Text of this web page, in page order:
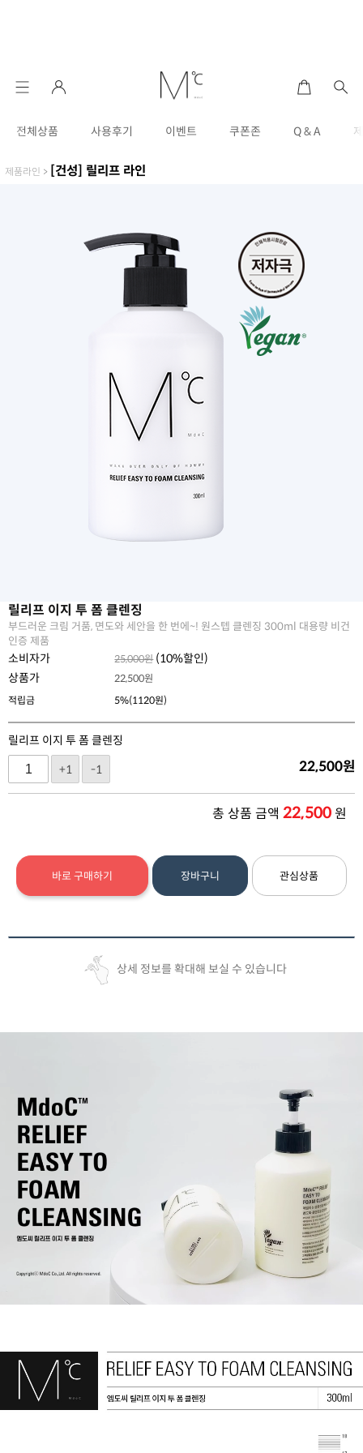
전체상품 사용후기 이벤트 쿠폰존 Q & A
제품라인 > [건성] 릴리프 라인
릴리프 이지 투 폼 클렌징
부드러운 크림 거품, 면도와 세안을 한 번에~! 원스텝 클렌징 300ml 대용량 비건
인증 제품
소비자가 25,000원 (10%할인)
상품가
22,500원
적립금
5%(1120원)
릴리프 이지 투 폼 클렌징
+1
-1 22,500원
총 상품 금액 22,500원
바로 구매하기 장바구니 관심상품
상세 정보를 확대해 보실 수 있습니다